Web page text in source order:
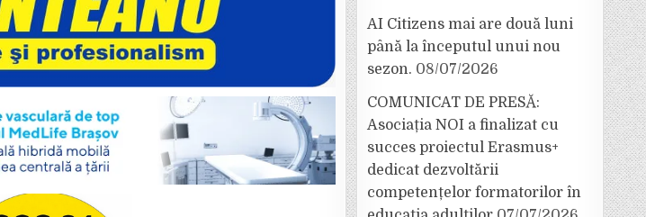
AI Citizens mai are două luni
până la începutul unui nou
sezon. 08/07/2026
COMUNICAT DE PRESĂ:
Asociația NOI a finalizat cu
succes proiectul Erasmus+
dedicat dezvoltării
competențelor formatorilor în